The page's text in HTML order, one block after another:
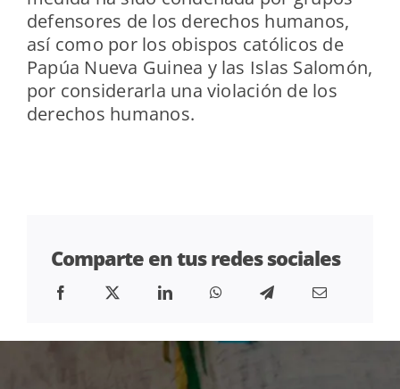
defensores de los derechos humanos,
así como por los obispos católicos de
Papúa Nueva Guinea y las Islas Salomón,
por considerarla una violación de los
derechos humanos.
Comparte en tus redes sociales